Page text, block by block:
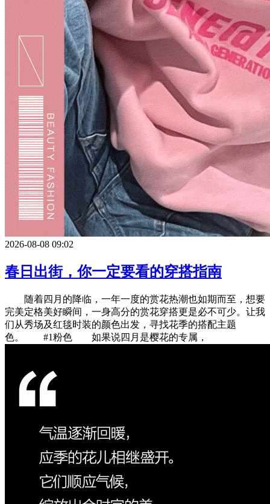
2026-08-08 09:02
春日出街，你一定要看的穿搭指南
随着四月的降临，一年一度的赏花热潮也如期而至，想要
完美定格美好瞬间，一身高分的赏花穿搭更是必不可少。让我
们从秀场及红毯时装的颜色出发，寻找花季的搭配主题
色。 #1粉色 如果说四月是樱花的专属，